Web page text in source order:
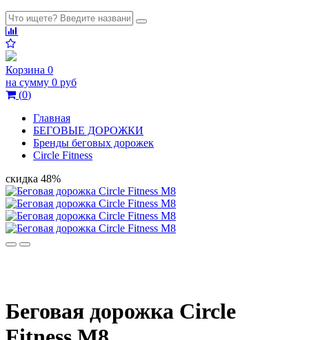
Корзина 0
на сумму 0 руб
(0)
Главная
БЕГОВЫЕ ДОРОЖКИ
Бренды беговых дорожек
Circle Fitness
скидка 48%
Беговая дорожка Circle